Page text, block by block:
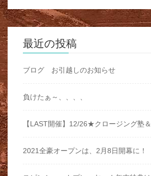
最近の投稿
ブログ お引越しのお知らせ
負けたぁ～、、、、
【LAST開催】12/26★クロージング塾
2021全豪オープンは、2月8日開幕に！